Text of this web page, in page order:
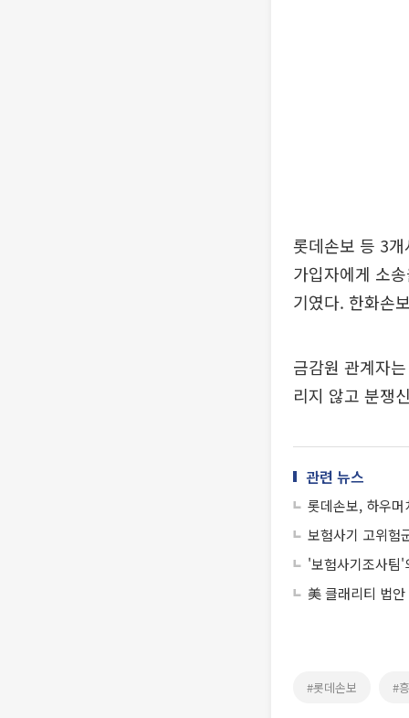
롯데손보 등 3
가입자에게 소
기였다. 한화손
금감원 관계자
리지 않고 분쟁
관련 뉴스
롯데손보, 하우머
보험사기 고위험
'보험사기조사팀
美 클래리티 법
#롯데손보 #